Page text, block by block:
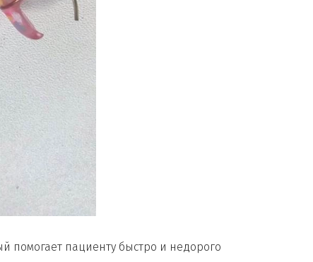
помогает пациенту быстро и недорого